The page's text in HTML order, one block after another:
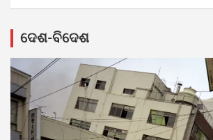
ଦେଶ-ବିଦେଶ